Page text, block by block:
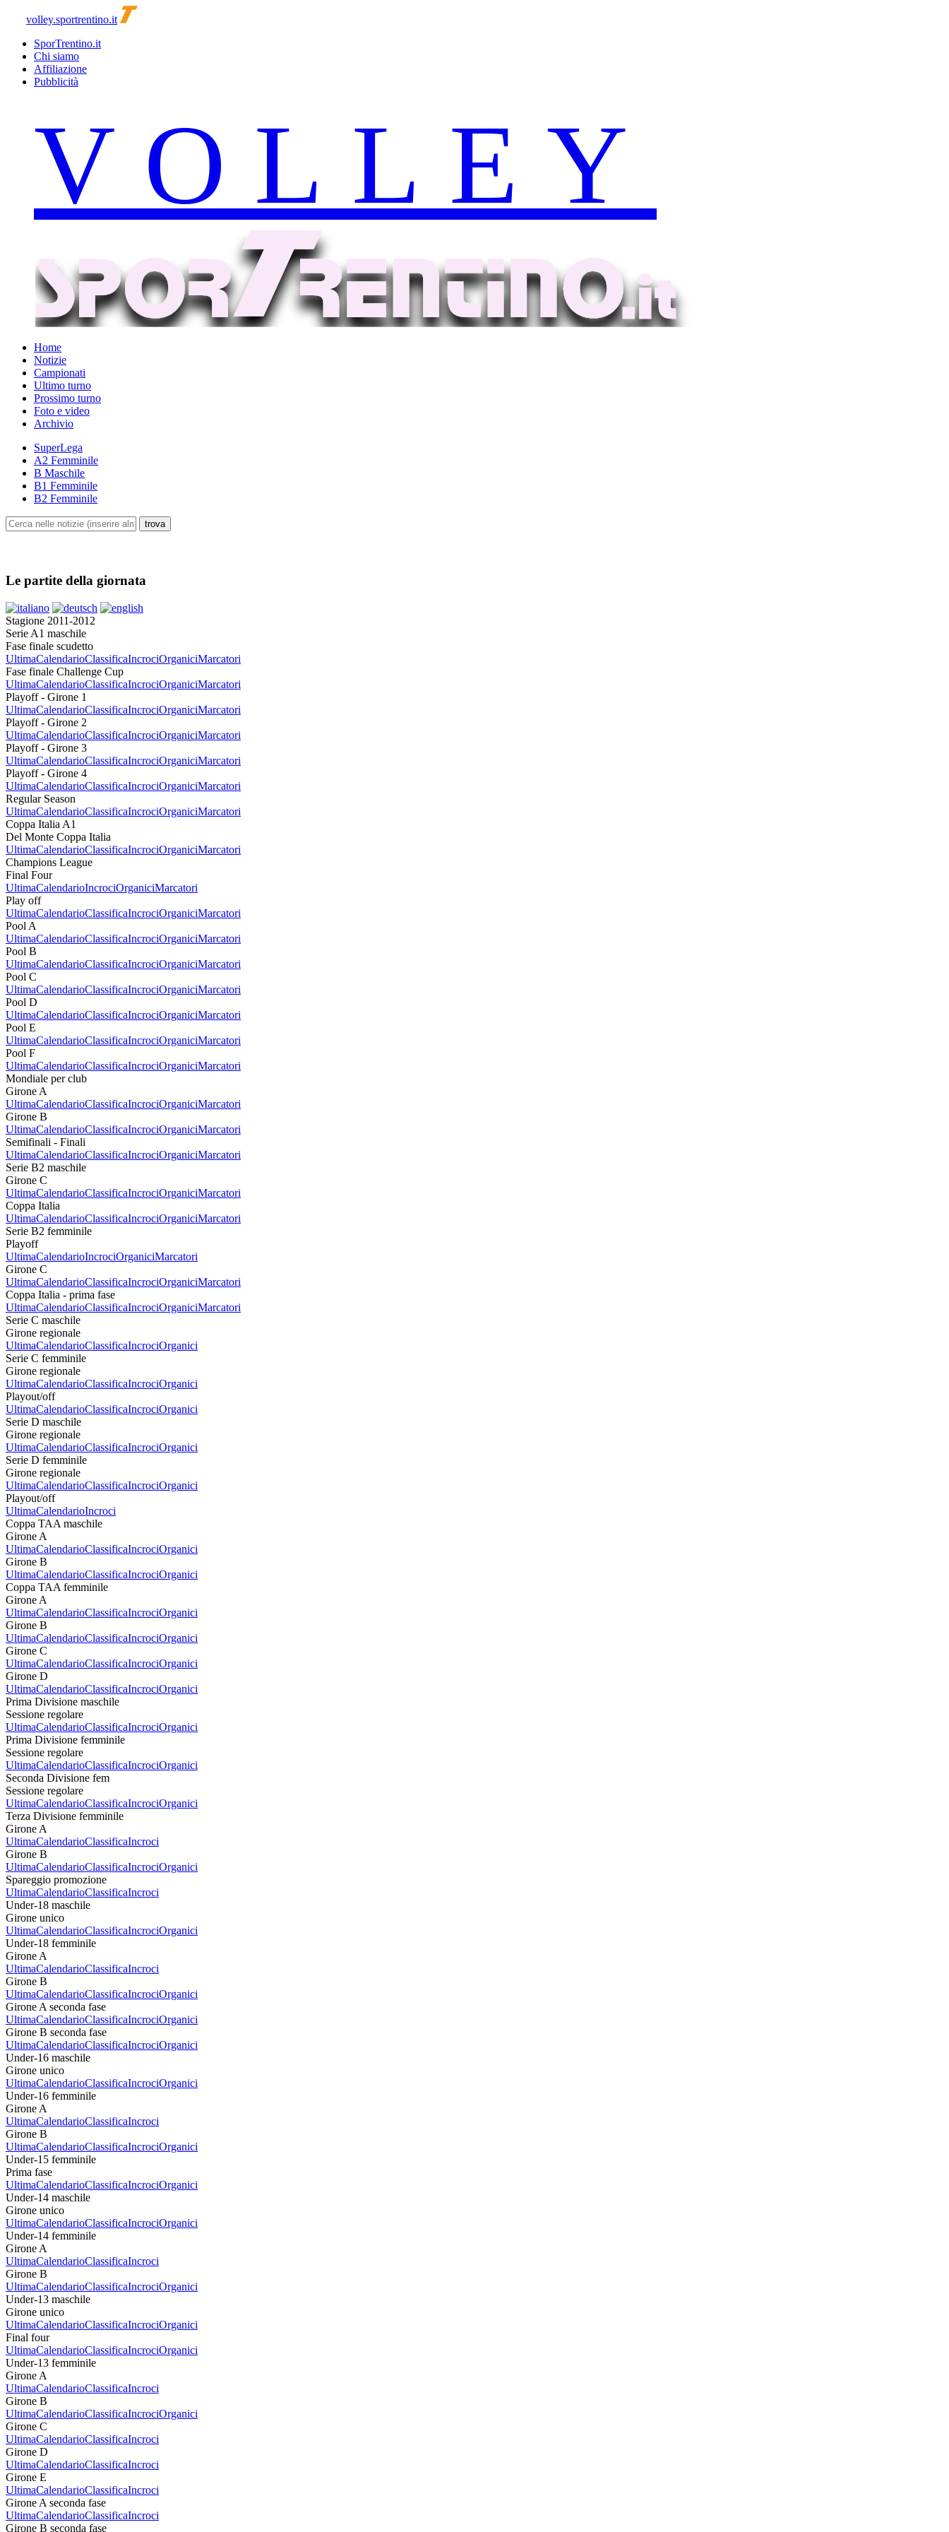
volley.sportrentino.it
SporTrentino.it
Chi siamo
Affiliazione
Pubblicità
Home
Notizie
Campionati
Ultimo turno
Prossimo turno
Foto e video
Archivio
SuperLega
A2 Femminile
B Maschile
B1 Femminile
B2 Femminile
Le partite della giornata
Stagione 2011-2012
Serie A1 maschile
Fase finale scudetto
UltimaCalendarioClassificaIncrociOrganiciMarcatori
Fase finale Challenge Cup
UltimaCalendarioClassificaIncrociOrganiciMarcatori
Playoff - Girone 1
UltimaCalendarioClassificaIncrociOrganiciMarcatori
Playoff - Girone 2
UltimaCalendarioClassificaIncrociOrganiciMarcatori
Playoff - Girone 3
UltimaCalendarioClassificaIncrociOrganiciMarcatori
Playoff - Girone 4
UltimaCalendarioClassificaIncrociOrganiciMarcatori
Regular Season
UltimaCalendarioClassificaIncrociOrganiciMarcatori
Coppa Italia A1
Del Monte Coppa Italia
UltimaCalendarioClassificaIncrociOrganiciMarcatori
Champions League
Final Four
UltimaCalendarioIncrociOrganiciMarcatori
Play off
UltimaCalendarioClassificaIncrociOrganiciMarcatori
Pool A
UltimaCalendarioClassificaIncrociOrganiciMarcatori
Pool B
UltimaCalendarioClassificaIncrociOrganiciMarcatori
Pool C
UltimaCalendarioClassificaIncrociOrganiciMarcatori
Pool D
UltimaCalendarioClassificaIncrociOrganiciMarcatori
Pool E
UltimaCalendarioClassificaIncrociOrganiciMarcatori
Pool F
UltimaCalendarioClassificaIncrociOrganiciMarcatori
Mondiale per club
Girone A
UltimaCalendarioClassificaIncrociOrganiciMarcatori
Girone B
UltimaCalendarioClassificaIncrociOrganiciMarcatori
Semifinali - Finali
UltimaCalendarioClassificaIncrociOrganiciMarcatori
Serie B2 maschile
Girone C
UltimaCalendarioClassificaIncrociOrganiciMarcatori
Coppa Italia
UltimaCalendarioClassificaIncrociOrganiciMarcatori
Serie B2 femminile
Playoff
UltimaCalendarioIncrociOrganiciMarcatori
Girone C
UltimaCalendarioClassificaIncrociOrganiciMarcatori
Coppa Italia - prima fase
UltimaCalendarioClassificaIncrociOrganiciMarcatori
Serie C maschile
Girone regionale
UltimaCalendarioClassificaIncrociOrganici
Serie C femminile
Girone regionale
UltimaCalendarioClassificaIncrociOrganici
Playout/off
UltimaCalendarioClassificaIncrociOrganici
Serie D maschile
Girone regionale
UltimaCalendarioClassificaIncrociOrganici
Serie D femminile
Girone regionale
UltimaCalendarioClassificaIncrociOrganici
Playout/off
UltimaCalendarioIncroci
Coppa TAA maschile
Girone A
UltimaCalendarioClassificaIncrociOrganici
Girone B
UltimaCalendarioClassificaIncrociOrganici
Coppa TAA femminile
Girone A
UltimaCalendarioClassificaIncrociOrganici
Girone B
UltimaCalendarioClassificaIncrociOrganici
Girone C
UltimaCalendarioClassificaIncrociOrganici
Girone D
UltimaCalendarioClassificaIncrociOrganici
Prima Divisione maschile
Sessione regolare
UltimaCalendarioClassificaIncrociOrganici
Prima Divisione femminile
Sessione regolare
UltimaCalendarioClassificaIncrociOrganici
Seconda Divisione fem
Sessione regolare
UltimaCalendarioClassificaIncrociOrganici
Terza Divisione femminile
Girone A
UltimaCalendarioClassificaIncroci
Girone B
UltimaCalendarioClassificaIncrociOrganici
Spareggio promozione
UltimaCalendarioClassificaIncroci
Under-18 maschile
Girone unico
UltimaCalendarioClassificaIncrociOrganici
Under-18 femminile
Girone A
UltimaCalendarioClassificaIncroci
Girone B
UltimaCalendarioClassificaIncrociOrganici
Girone A seconda fase
UltimaCalendarioClassificaIncrociOrganici
Girone B seconda fase
UltimaCalendarioClassificaIncrociOrganici
Under-16 maschile
Girone unico
UltimaCalendarioClassificaIncrociOrganici
Under-16 femminile
Girone A
UltimaCalendarioClassificaIncroci
Girone B
UltimaCalendarioClassificaIncrociOrganici
Under-15 femminile
Prima fase
UltimaCalendarioClassificaIncrociOrganici
Under-14 maschile
Girone unico
UltimaCalendarioClassificaIncrociOrganici
Under-14 femminile
Girone A
UltimaCalendarioClassificaIncroci
Girone B
UltimaCalendarioClassificaIncrociOrganici
Under-13 maschile
Girone unico
UltimaCalendarioClassificaIncrociOrganici
Final four
UltimaCalendarioClassificaIncrociOrganici
Under-13 femminile
Girone A
UltimaCalendarioClassificaIncroci
Girone B
UltimaCalendarioClassificaIncrociOrganici
Girone C
UltimaCalendarioClassificaIncroci
Girone D
UltimaCalendarioClassificaIncroci
Girone E
UltimaCalendarioClassificaIncroci
Girone A seconda fase
UltimaCalendarioClassificaIncroci
Girone B seconda fase